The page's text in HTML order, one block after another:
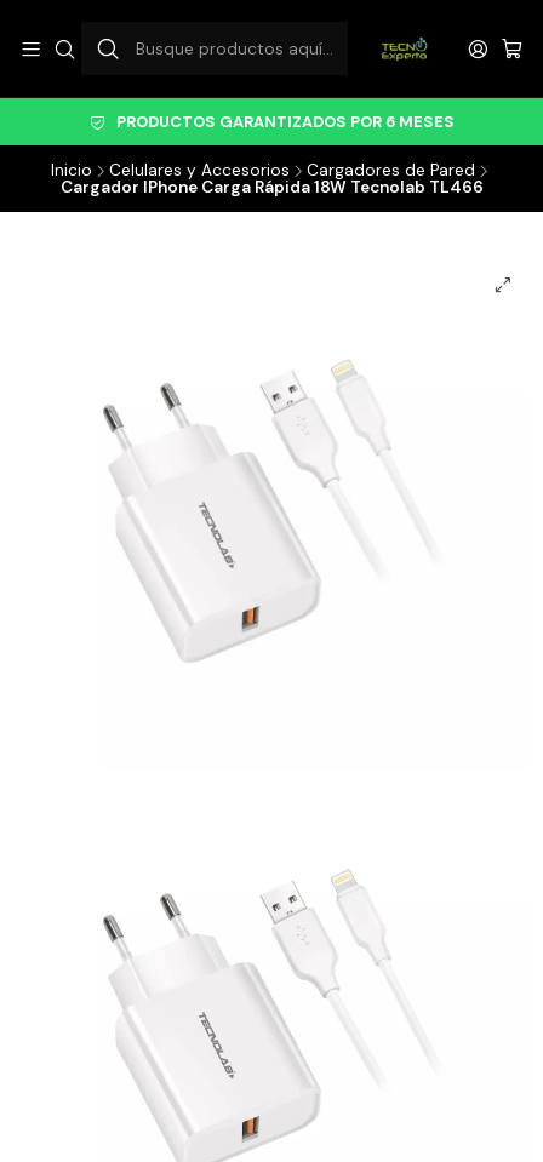
PRODUCTOS GARANTIZADOS POR 6 MESES
Inicio Celulares y Accesorios
Cargadores de Pared
Cargador IPhone Carga Rápida 18W Tecnolab TL466